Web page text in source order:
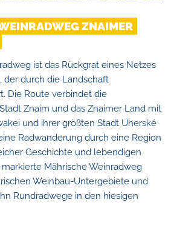
ZNAIMER
ist das Rückgrat eines Netzes
der durch die Landschaft
Die Route verbindet die
Znaim und das Znaimer Land mit
und ihrer größten Stadt Uherské
Radwanderung durch eine Region
Geschichte und lebendigen
Mährische Weinradweg
Weinbau-Untergebiete und
Rundradwege in den hiesigen